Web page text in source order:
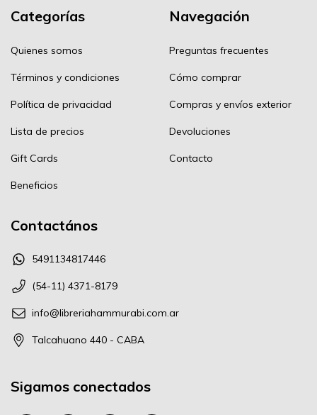
Categorías
Quienes somos
Términos y condiciones
Política de privacidad
Lista de precios
Gift Cards
Beneficios
Navegación
Preguntas frecuentes
Cómo comprar
Compras y envíos exterior
Devoluciones
Contacto
Contactános
5491134817446
(54-11) 4371-8179
info@libreriahammurabi.com.ar
Talcahuano 440 - CABA
Sigamos conectados